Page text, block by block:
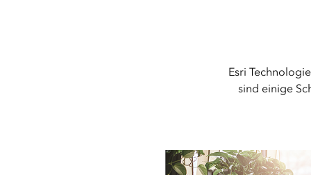
Esri
sind einige